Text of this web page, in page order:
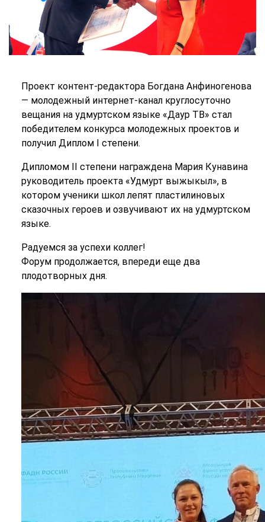
Проект контент-редактора Богдана Анфиногенова
— молодежный интернет-канал круглосуточно
вещания на удмуртском языке «Даур ТВ» стал
победителем конкурса молодежных проектов и
получил Диплом I степени.
Дипломом II степени награждена Мария Кунавина
руководитель проекта «Удмурт выжыкыл», в
котором ученики школ лепят пластилиновых
сказочных героев и озвучивают их на удмуртском
языке.
Радуемся за успехи коллег!
Форум продолжается, впереди еще два
плодотворных дня.